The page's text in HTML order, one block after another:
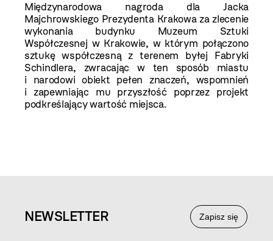
Międzynarodowa nagroda dla Jacka
Majchrowskiego Prezydenta Krakowa za zlecenie
wykonania budynku Muzeum Sztuki
Współczesnej w Krakowie, w którym połączono
sztukę współczesną z terenem byłej Fabryki
Schindlera, zwracając w ten sposób miastu
i narodowi obiekt pełen znaczeń, wspomnień
i zapewniając mu przyszłość poprzez projekt
podkreślający wartość miejsca.
Zapisz się
NEWSLETTER